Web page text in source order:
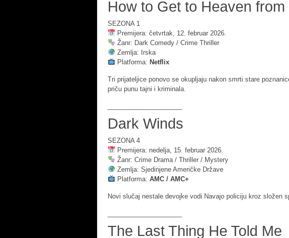
How to Get to Heaven from
SEZONA 1
Premijera: četvrtak, 12. februar 2026.
Žanr: Dark Comedy / Crime Thriller
Zemlja: Irska
Platforma: Netflix
Tri prijateljice ponovo se okupljaju nakon smrti stare
priču punu tajni i kriminala.
Dark Winds
SEZONA 4
Premijera: nedelja, 15. februar 2026.
Žanr: Crime Drama / Thriller / Mystery
Zemlja: Sjedinjene Američke Države
Platforma: AMC / AMC+
Novi slučaj nestale devojke vodi Navajo policiju kroz složen
The Last Thing He Told Me